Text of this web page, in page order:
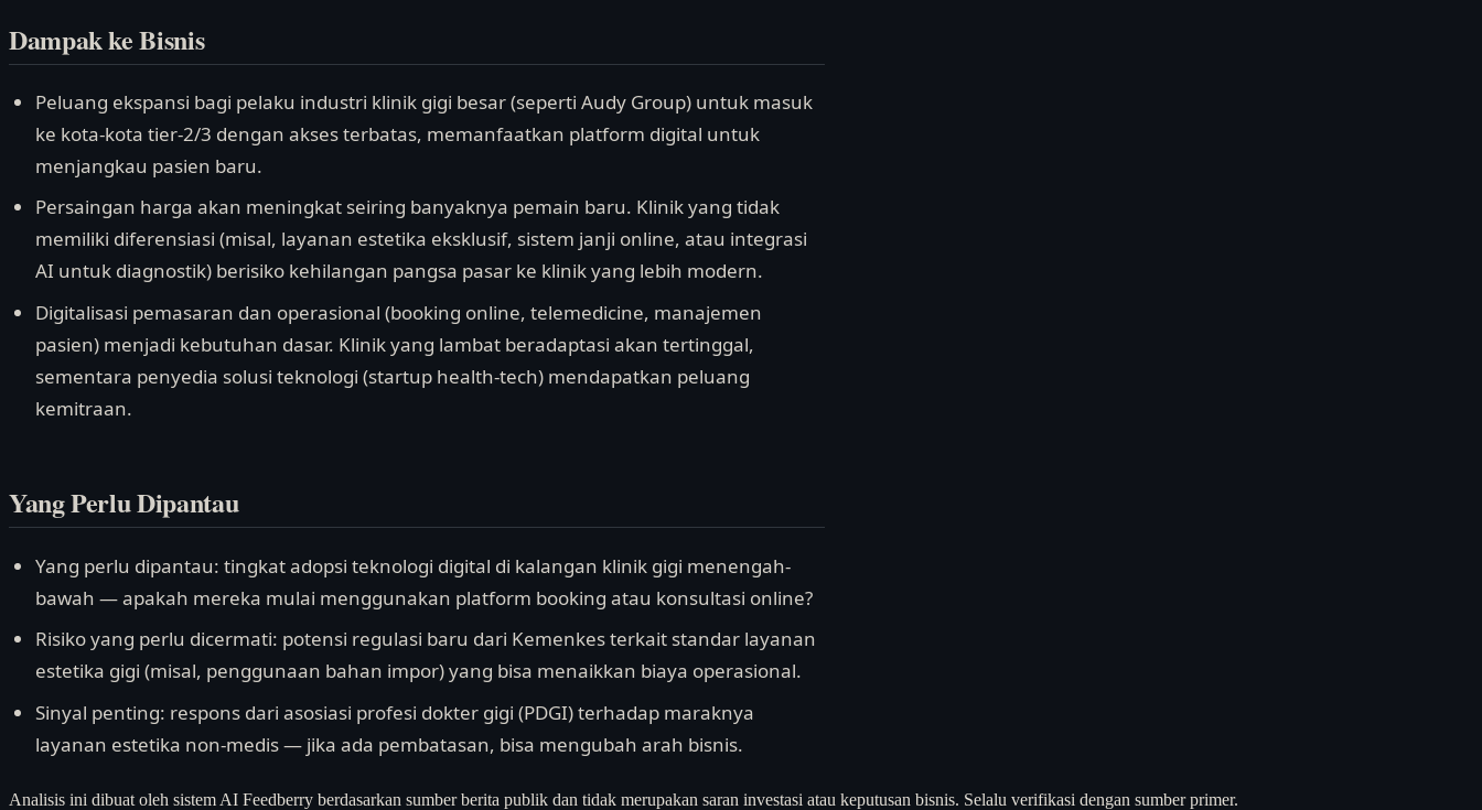
Dampak ke Bisnis
Peluang ekspansi bagi pelaku industri klinik gigi besar (seperti Audy Group) untuk masuk
ke kota-kota tier-2/3 dengan akses terbatas, memanfaatkan platform digital untuk
menjangkau pasien baru.
Persaingan harga akan meningkat seiring banyaknya pemain baru. Klinik yang tidak
memiliki diferensiasi (misal, layanan estetika eksklusif, sistem janji online, atau integrasi
AI untuk diagnostik) berisiko kehilangan pangsa pasar ke klinik yang lebih modern.
Digitalisasi pemasaran dan operasional (booking online, telemedicine, manajemen
pasien) menjadi kebutuhan dasar. Klinik yang lambat beradaptasi akan tertinggal,
sementara penyedia solusi teknologi (startup health-tech) mendapatkan peluang
kemitraan.
Yang Perlu Dipantau
Yang perlu dipantau: tingkat adopsi teknologi digital di kalangan klinik gigi menengah-
bawah — apakah mereka mulai menggunakan platform booking atau konsultasi online?
Risiko yang perlu dicermati: potensi regulasi baru dari Kemenkes terkait standar layanan
estetika gigi (misal, penggunaan bahan impor) yang bisa menaikkan biaya operasional.
Sinyal penting: respons dari asosiasi profesi dokter gigi (PDGI) terhadap maraknya
layanan estetika non-medis — jika ada pembatasan, bisa mengubah arah bisnis.
Analisis ini dibuat oleh sistem AI Feedberry berdasarkan sumber berita publik dan tidak merupakan saran investasi atau keputusan bisnis. Selalu verifikasi dengan sumber primer.